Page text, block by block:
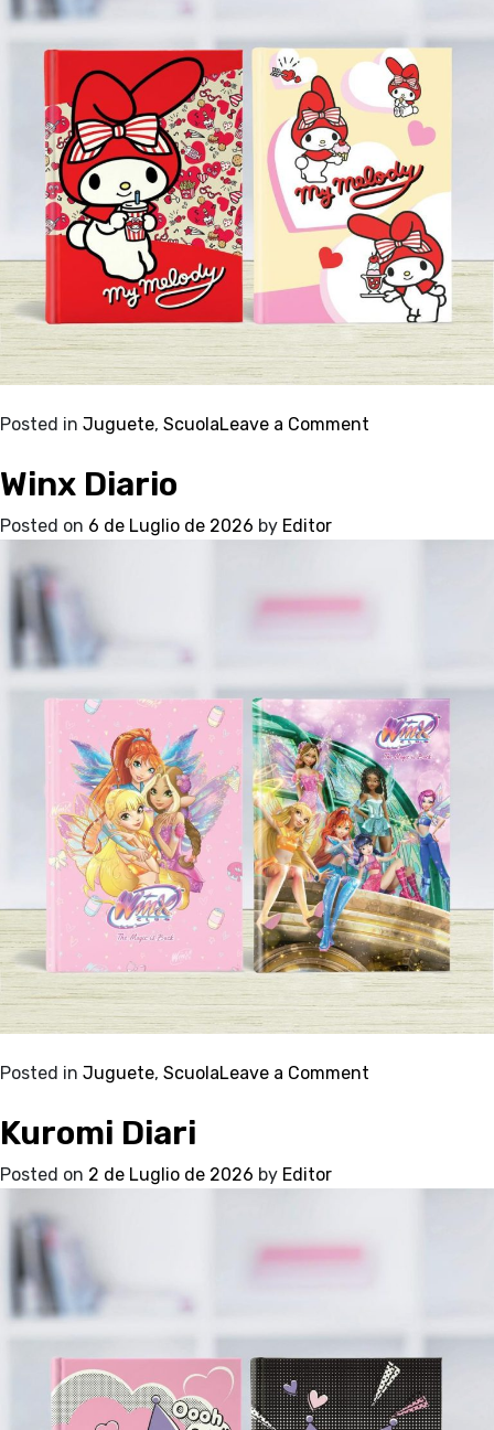
Posted in Juguete, ScuolaLeave a Comment
Winx Diario
Posted on 6 de Luglio de 2026 by Editor
Posted in Juguete, ScuolaLeave a Comment
Kuromi Diari
Posted on 2 de Luglio de 2026 by Editor